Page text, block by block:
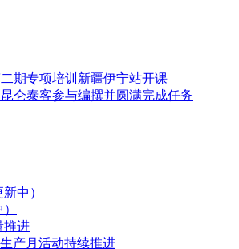
期专项培训新疆伊宁站开课
仑泰客参与编撰并圆满完成任务
中）
推进
产月活动持续推进